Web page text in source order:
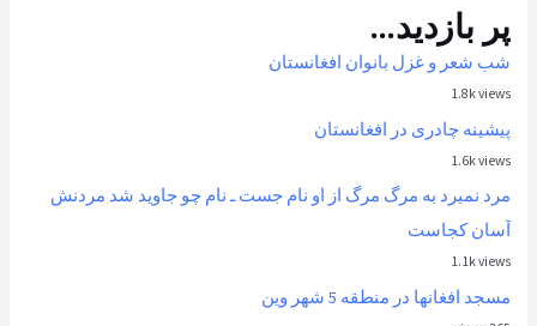
پر بازدید...
شب شعر و غزل بانوان افغانستان
1.8k views
پیشینه چادری در افغانستان
1.6k views
مرد نمیرد به مرگ مرگ از او نام جست ـ نام چو جاوید شد مردنش
آسان کجاست
1.1k views
مسجد افغانها در منطقه 5 شهر وین